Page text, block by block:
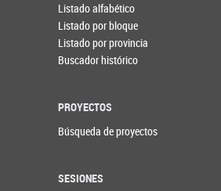
Listado alfabético
Listado por bloque
Listado por provincia
Buscador histórico
PROYECTOS
Búsqueda de proyectos
SESIONES